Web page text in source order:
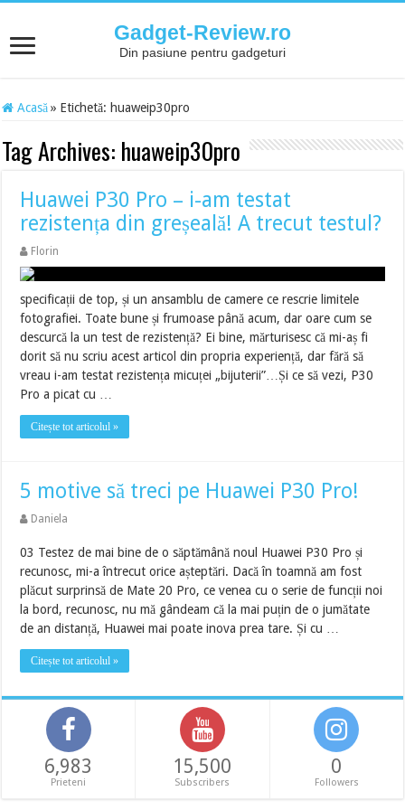
Gadget-Review.ro
Din pasiune pentru gadgeturi
Acasă » Etichetă: huaweip30pro
Tag Archives: huaweip30pro
Huawei P30 Pro – i-am testat
rezistența din greșeală! A trecut testul?
Florin
specificații de top, și un ansamblu de camere ce rescrie limitele
fotografiei. Toate bune și frumoase până acum, dar oare cum se
descurcă la un test de rezistență? Ei bine, mărturisesc că mi-aș fi
dorit să nu scriu acest articol din propria experiență, dar fără să
vreau i-am testat rezistența micuței „bijuterii”…Și ce să vezi, P30
Pro a picat cu …
Citește tot articolul »
5 motive să treci pe Huawei P30 Pro!
Daniela
03 Testez de mai bine de o săptămână noul Huawei P30 Pro și
recunosc, mi-a întrecut orice așteptări. Dacă în toamnă am fost
plăcut surprinsă de Mate 20 Pro, ce venea cu o serie de funcții noi
la bord, recunosc, nu mă gândeam că la mai puțin de o jumătate
de an distanță, Huawei mai poate inova prea tare. Și cu …
Citește tot articolul »
6,983
Prieteni
15,500
Subscribers
0
Followers